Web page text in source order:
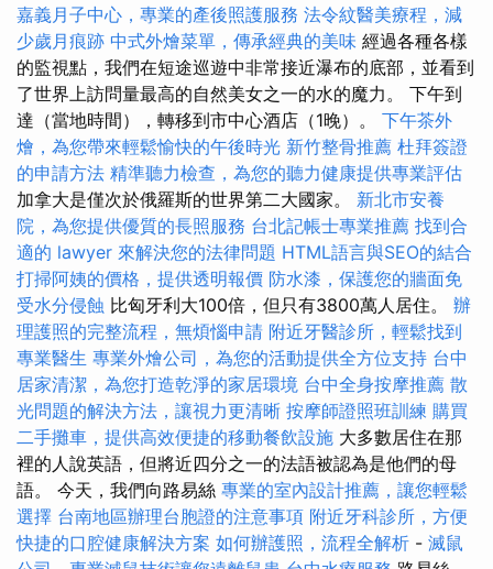
嘉義月子中心，專業的產後照護服務 法令紋醫美療程，減
少歲月痕跡 中式外燴菜單，傳承經典的美味 經過各種各樣
的監視點，我們在短途巡遊中非常接近瀑布的底部，並看到
了世界上訪問量最高的自然美女之一的水的魔力。 下午到
達（當地時間），轉移到市中心酒店（1晚）。 下午茶外
燴，為您帶來輕鬆愉快的午後時光 新竹整骨推薦 杜拜簽證
的申請方法 精準聽力檢查，為您的聽力健康提供專業評估
加拿大是僅次於俄羅斯的世界第二大國家。 新北市安養
院，為您提供優質的長照服務 台北記帳士專業推薦 找到合
適的 lawyer 來解決您的法律問題 HTML語言與SEO的結合
打掃阿姨的價格，提供透明報價 防水漆，保護您的牆面免
受水分侵蝕 比匈牙利大100倍，但只有3800萬人居住。 辦
理護照的完整流程，無煩惱申請 附近牙醫診所，輕鬆找到
專業醫生 專業外燴公司，為您的活動提供全方位支持 台中
居家清潔，為您打造乾淨的家居環境 台中全身按摩推薦 散
光問題的解決方法，讓視力更清晰 按摩師證照班訓練 購買
二手攤車，提供高效便捷的移動餐飲設施 大多數居住在那
裡的人說英語，但將近四分之一的法語被認為是他們的母
語。 今天，我們向路易絲 專業的室內設計推薦，讓您輕鬆
選擇 台南地區辦理台胞證的注意事項 附近牙科診所，方便
快捷的口腔健康解決方案 如何辦護照，流程全解析 - 滅鼠